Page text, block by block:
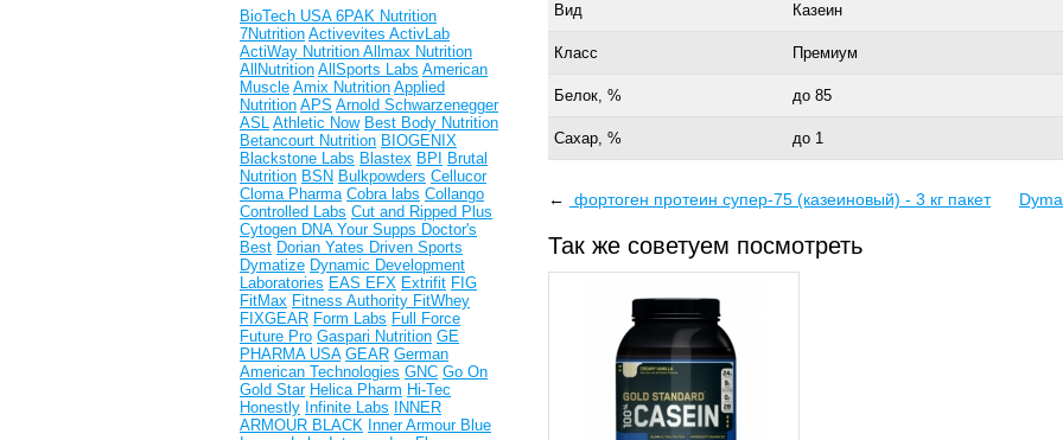
Вид Казеин
Класс Премиум
Белок, % до 85
Сахар, % до 1
← фортоген протеин супер-75 (казеиновый) - 3 кг пакет
Так же советуем посмотреть
BioTech USA 6PAK Nutrition
7Nutrition Activevites ActivLab
ActiWay Nutrition Allmax Nutrition
AllNutrition AllSports Labs American
Muscle Amix Nutrition Applied
Nutrition APS Arnold Schwarzenegger
ASL Athletic Now Best Body Nutrition
Betancourt Nutrition BIOGENIX
Blackstone Labs Blastex BPI
Brutal
Nutrition BSN Bulkpowders Cellucor
Cloma Pharma Cobra labs Collango
Controlled Labs Cut and Ripped Plus
Cytogen DNA Your Supps Doctor's
Best Dorian Yates Driven Sports
Dymatize Dynamic Development
Laboratories EAS EFX Extrifit FIG
FitMax Fitness Authority FitWhey
FIXGEAR Form Labs Full Force
Future Pro Gaspari Nutrition GE
PHARMA USA GEAR German
American Technologies GNC Go On
Gold Star Helica Pharm Hi-Tec
Honestly Infinite Labs
INNER
ARMOUR BLACK Inner Armour Blue